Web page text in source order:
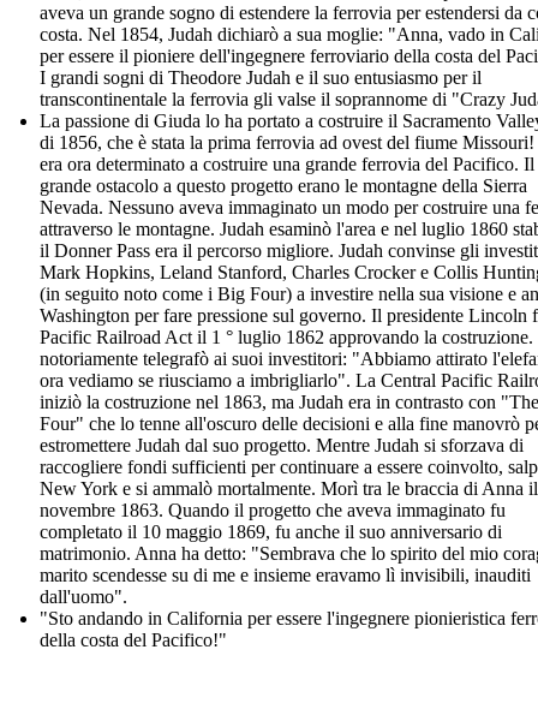
aveva un grande sogno di estendere la ferrovia per estendersi da
costa. Nel 1854, Judah dichiarò a sua moglie: "Anna, vado in
per essere il pioniere dell'ingegnere ferroviario della costa del
I grandi sogni di Theodore Judah e il suo entusiasmo per il
transcontinentale la ferrovia gli valse il soprannome di "Crazy
La passione di Giuda lo ha portato a costruire il Sacramento
di 1856, che è stata la prima ferrovia ad ovest del fiume Missouri!
era ora determinato a costruire una grande ferrovia del Pacifico.
grande ostacolo a questo progetto erano le montagne della Sierra
Nevada. Nessuno aveva immaginato un modo per costruire una
attraverso le montagne. Judah esaminò l'area e nel luglio 1860
il Donner Pass era il percorso migliore. Judah convinse gli
Mark Hopkins, Leland Stanford, Charles Crocker e Collis
(in seguito noto come i Big Four) a investire nella sua visione e
Washington per fare pressione sul governo. Il presidente Lincoln
Pacific Railroad Act il 1 ° luglio 1862 approvando la costruzione.
notoriamente telegrafò ai suoi investitori: "Abbiamo attirato
ora vediamo se riusciamo a imbrigliarlo". La Central Pacific
iniziò la costruzione nel 1863, ma Judah era in contrasto con
Four" che lo tenne all'oscuro delle decisioni e alla fine manovrò
estromettere Judah dal suo progetto. Mentre Judah si sforzava di
raccogliere fondi sufficienti per continuare a essere coinvolto,
New York e si ammalò mortalmente. Morì tra le braccia di Anna
novembre 1863. Quando il progetto che aveva immaginato fu
completato il 10 maggio 1869, fu anche il suo anniversario di
matrimonio. Anna ha detto: "Sembrava che lo spirito del mio
marito scendesse su di me e insieme eravamo lì invisibili, inauditi
dall'uomo".
"Sto andando in California per essere l'ingegnere pionieristica
della costa del Pacifico!"